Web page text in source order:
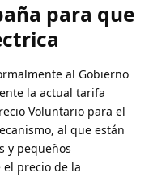
para que
al Gobierno
la actual tarifa
Voluntario para el
al que están
y pequeños
precio de la